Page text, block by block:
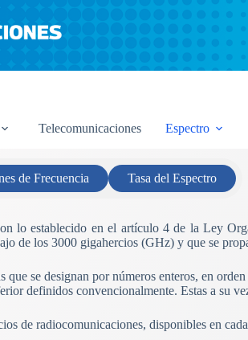
Telecomunicaciones Espectro
de Frecuencia Tasa del Espectro
lo establecido en el artículo 4 de la Ley
de los 3000 gigahercios (GHz) y que se
que se designan por números enteros, en
definidos convencionalmente. Estas a su
de radiocomunicaciones, disponibles en